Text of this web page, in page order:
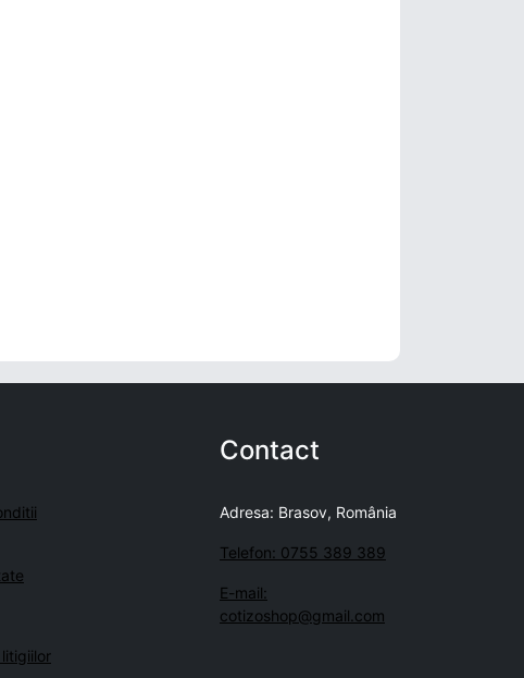
Contact
Adresa: Brasov, România
Telefon: 0755 389 389
E-mail:
cotizoshop@gmail.com